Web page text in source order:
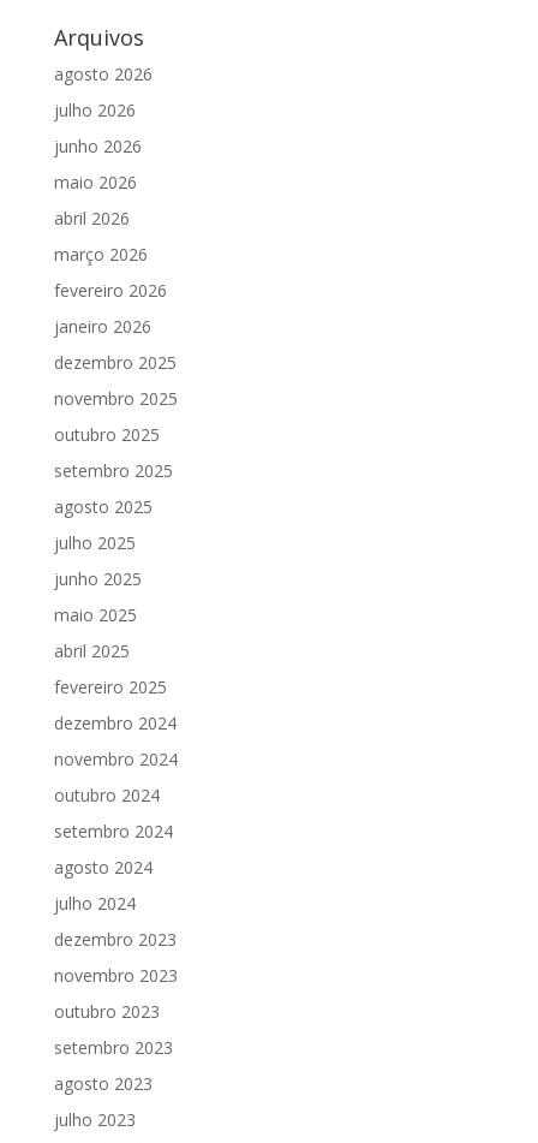
Arquivos
agosto 2026
julho 2026
junho 2026
maio 2026
abril 2026
março 2026
fevereiro 2026
janeiro 2026
dezembro 2025
novembro 2025
outubro 2025
setembro 2025
agosto 2025
julho 2025
junho 2025
maio 2025
abril 2025
fevereiro 2025
dezembro 2024
novembro 2024
outubro 2024
setembro 2024
agosto 2024
julho 2024
dezembro 2023
novembro 2023
outubro 2023
setembro 2023
agosto 2023
julho 2023